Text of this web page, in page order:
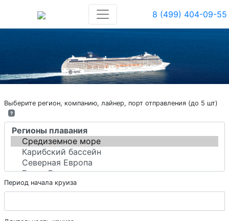
8 (499) 404-09-55
Выберите регион, компанию, лайнер, порт отправления (до 5 шт)
?
Период начала круиза